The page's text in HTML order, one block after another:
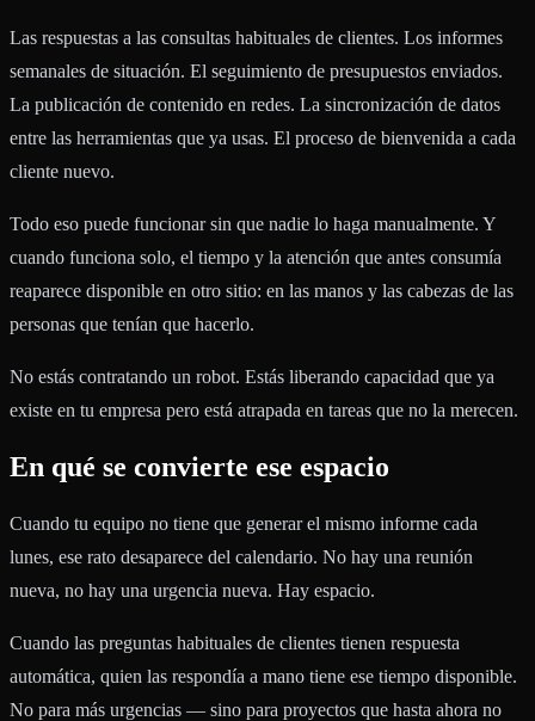
Las respuestas a las consultas habituales de clientes. Los informes
semanales de situación. El seguimiento de presupuestos enviados.
La publicación de contenido en redes. La sincronización de datos
entre las herramientas que ya usas. El proceso de bienvenida a cada
cliente nuevo.
Todo eso puede funcionar sin que nadie lo haga manualmente. Y
cuando funciona solo, el tiempo y la atención que antes consumía
reaparece disponible en otro sitio: en las manos y las cabezas de las
personas que tenían que hacerlo.
No estás contratando un robot. Estás liberando capacidad que ya
existe en tu empresa pero está atrapada en tareas que no la merecen.
En qué se convierte ese espacio
Cuando tu equipo no tiene que generar el mismo informe cada
lunes, ese rato desaparece del calendario. No hay una reunión
nueva, no hay una urgencia nueva. Hay espacio.
Cuando las preguntas habituales de clientes tienen respuesta
automática, quien las respondía a mano tiene ese tiempo disponible.
No para más urgencias — sino para proyectos que hasta ahora no